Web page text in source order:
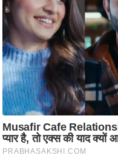
ध
र्म
स्थ
ल
व्र
त
त्यो
हा
र